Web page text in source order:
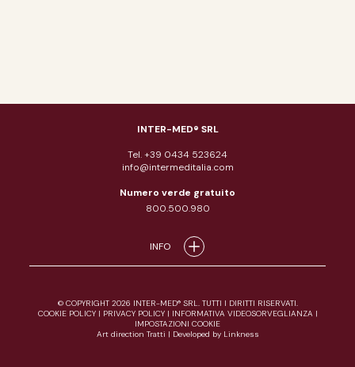
INTER-MED® SRL
Tel. +39 0434 523624
info@intermeditalia.com
Numero verde gratuito
800.500.980
INFO
© COPYRIGHT 2026 INTER-MED® SRL. TUTTI I DIRITTI RISERVATI.
COOKIE POLICY| PRIVACY POLICY| INFORMATIVA VIDEOSORVEGLIANZA |
IMPOSTAZIONI COOKIE
Art direction Tratti | Developed by Linkness